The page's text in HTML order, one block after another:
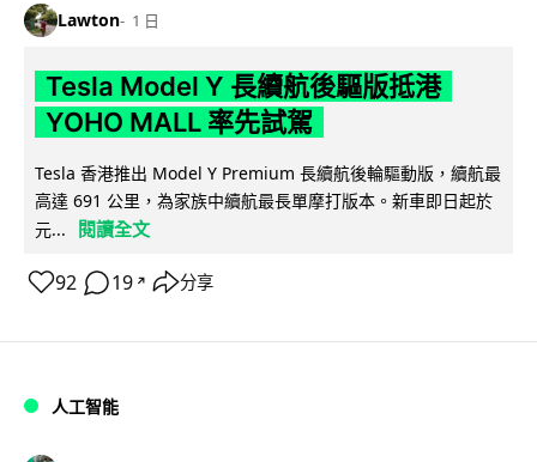
Lawton 1 日
Tesla Model Y 長續航後驅版抵港
YOHO MALL 率先試駕
Tesla 香港推出 Model Y Premium 長續航後輪驅動版，續航最
高達 691 公里，為家族中續航最長單摩打版本。新車即日起於
元...
閱讀全文
92 19 ↗ 分享
人工智能